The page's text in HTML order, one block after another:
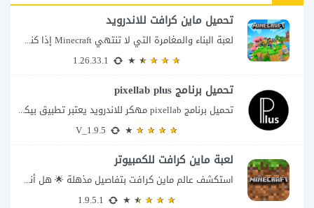
تحميل ماين كرافت للاندرويد
لعبة البناء والمغامرة التي لا تنتهي Minecraft إذا كنت تبحث عن لعبة تمنحك حرية...
تحميل برنامج pixellab plus
تحميل برنامج pixellab مهكر للاندرويد يعتبر تطبيق بيكسلاب من اشهر تطبيقات التعديل والتحرير، بحيث...
لعبة ماين كرافت للكمبيوتر
استكشف عالم ماين كرافت بتفاصيل مذهلة 🌟 هل أنت مستعد لمغامرة أكثر إثارة في...